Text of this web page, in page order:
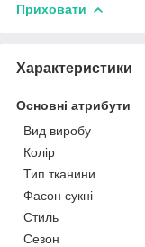
Приховати
Характеристики
Основні атрибути
Вид виробу
Колір
Тип тканини
Фасон сукні
Стиль
Сезон